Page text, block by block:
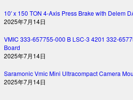
10′ x 150 TON 4-Axis Press Brake with Delem
2025年7月14日
VMIC 333-657755-000 B LSC-3 4201 332-
Board
2025年7月14日
Saramonic Vmic Mini Ultracompact Camera
2025年7月14日